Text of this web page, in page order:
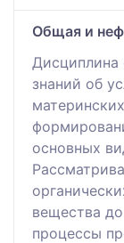
Общая и
Дисциплина
знаний об
основных
вещества
процессы